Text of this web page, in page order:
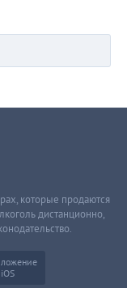
которые продаются
дистанционно,